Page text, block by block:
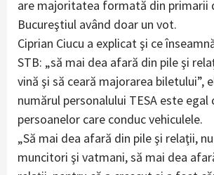
are majoritatea formată din primarii
Bucureştiul având doar un vot.
Ciprian Ciucu a explicat şi ce
STB: „să mai dea afară din pile şi
vină şi să ceară majorarea biletului”,
numărul personalului TESA este egal
persoanelor care conduc vehiculele.
„Să mai dea afară din pile şi relaţii,
muncitori şi vatmani, să mai dea